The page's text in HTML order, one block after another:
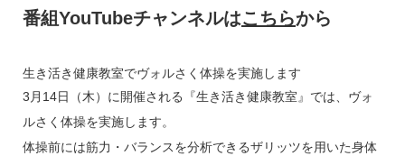
番組YouTubeチャンネルはこちらから
生き活き健康教室でヴォルさく体操を実施します
3月14日（木）に開催される『生き活き健康教室』では、ヴォ
ルさく体操を実施します。
体操前には筋力・バランスを分析できるザリッツを用いた身体